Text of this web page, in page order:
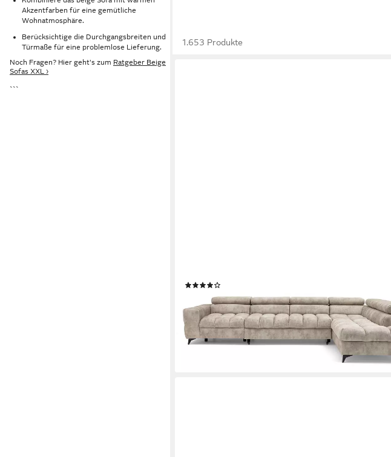
Akzentfarben für eine gemütliche
Wohnatmosphäre.
Berücksichtige die Durchgangsbreiten und
Türmaße für eine problemlose Lieferung.
Noch Fragen? Hier geht's zum Ratgeber Beige
Sofas XXL ›
```
1.653 Produkte
1.999,00 € UVP2.099,00 €
-5%
lieferbar - in 6-7 Werktagen bei dir
+1